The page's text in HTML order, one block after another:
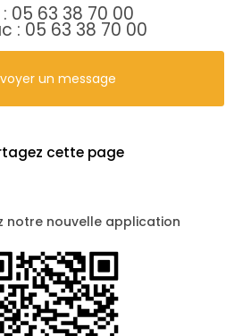
05 63 38 70 00
: 05 63 38 70 00
un message
cette page
notre nouvelle application